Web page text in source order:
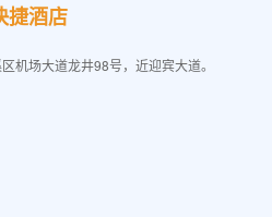
捷酒店
机场大道龙井98号，近迎宾大道。